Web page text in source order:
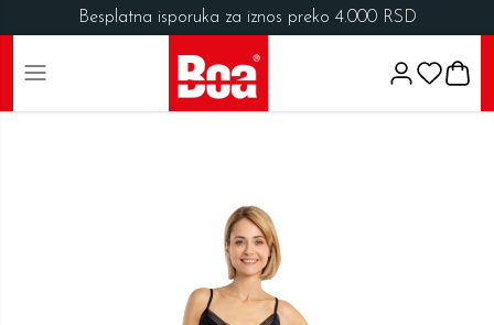
Besplatna isporuka za iznos preko 4.000 RSD